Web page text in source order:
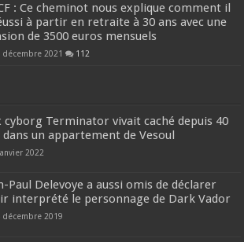
: Ce cheminot nous explique comment il
à partir en retraite à 30 ans avec une
de 3500 euros mensuels
décembre 2021 112
cyborg Terminator vivait caché depuis 40
dans un appartement de Vesoul
2022
Paul Delevoye a aussi omis de déclarer
interprété le personnage de Dark Vador
décembre 2019